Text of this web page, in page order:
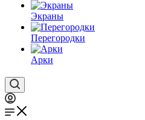
Экраны
Перегородки
Арки